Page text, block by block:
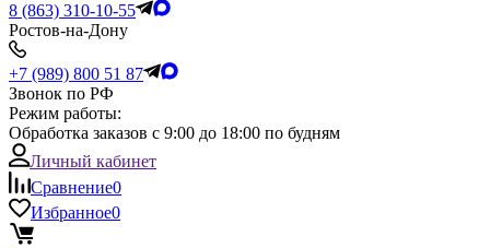
8 (863) 310-10-55
Ростов-на-Дону
+7 (989) 800 51 87
Звонок по РФ
Режим работы:
Обработка заказов с 9:00 до 18:00 по будням
Личный кабинет
Сравнение0
Избранное0